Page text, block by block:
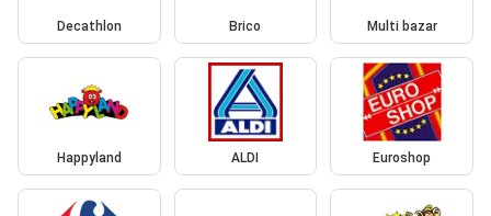
Decathlon Brico Multi bazar
Happyland ALDI Euroshop